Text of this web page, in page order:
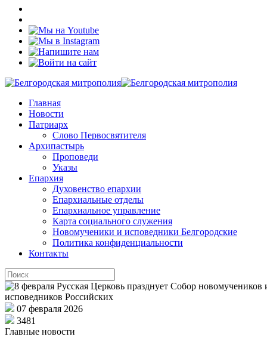
Главная
Новости
Патриарх
Слово Первосвятителя
Архипастырь
Проповеди
Указы
Епархия
Духовенство епархии
Епархиальные отделы
Епархиальное управление
Карта социального служения
Новомученики и исповедники Белгородские
Политика конфиденциальности
Контакты
07 февраля 2026
3481
Главные новости